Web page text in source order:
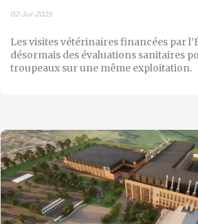
02-Jul-2025
Les visites vétérinaires financées par
désormais des évaluations sanitaires
troupeaux sur une même exploitation.